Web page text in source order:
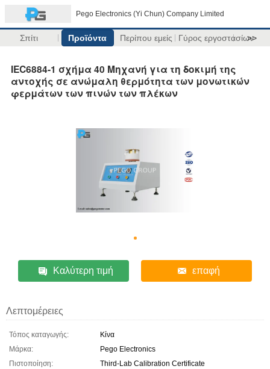
Pego Electronics (Yi Chun) Company Limited
Σπίτι Προϊόντα Περίπου εμείς Γύρος εργοστασίων
>>
IEC6884-1 σχήμα 40 Μηχανή για τη δοκιμή της
αντοχής σε ανώμαλη θερμότητα των μονωτικών
φερμάτων των πινών των πλέκων
Καλύτερη τιμή επαφή
Λεπτομέρειες
Τόπος καταγωγής:
Κίνα
Μάρκα:
Pego Electronics
Πιστοποίηση:
Third-Lab Calibration Certificate